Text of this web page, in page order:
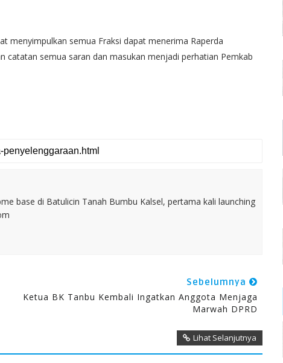
menyimpulkan semua Fraksi dapat menerima Raperda
catatan semua saran dan masukan menjadi perhatian Pemkab
base di Batulicin Tanah Bumbu Kalsel, pertama kali launching
Sebelumnya
Ketua BK Tanbu Kembali Ingatkan Anggota Menjaga
Marwah DPRD
Lihat Selanjutnya